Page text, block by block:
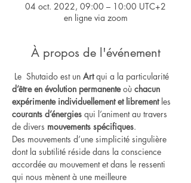
04 oct. 2022, 09:00 – 10:00 UTC+2
en ligne via zoom
À propos de l'événement
Le  Shutaido est un Art qui a la particularité
d’être en évolution permanente où chacun
expérimente individuellement et librement les
courants d’énergies qui l’animent au travers
de divers mouvements spécifiques.
Des mouvements d’une simplicité singulière
dont la subtilité réside dans la conscience
accordée au mouvement et dans le ressenti
qui nous mènent à une meilleure